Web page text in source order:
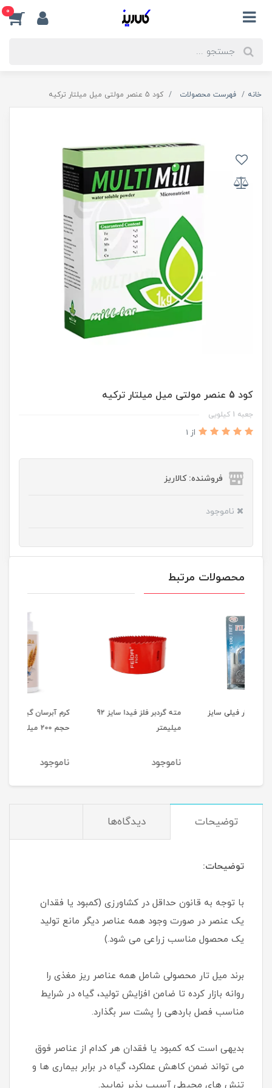
0
خانه فهرست محصولات کود 5 عنصر مولتی میل میلتار ترکیه
کود 5 عنصر مولتی میل میلتار ترکیه
جعبه 1 کیلویی
از 1
فروشنده: کالاریز
ناموجود
محصولات مرتبط
مته گردبر فلز فیدا سایز 92
کرم آبرسان گیاهی آسارا
توضیحات دیدگاه‌ها
توضیحات:
با توجه به قانون حداقل در کشاورزی (کمبود یا فقدان
یک عنصر در صورت وجود همه عناصر دیگر مانع تولید
یک محصول مناسب زراعی می شود.)
برند میل تار محصولی شامل همه عناصر ریز مغذی را
روانه بازار کرده تا ضامن افزایش تولید، گیاه در شرایط
مناسب فصل باردهی را پشت سر بگذارد.
بدیهی است که کمبود یا فقدان هر کدام از عناصر فوق
می تواند ضمن کاهش عملکرد، گیاه در برابر بیماری ها و
تنش های محیطی آسیب پذیر نمایید.